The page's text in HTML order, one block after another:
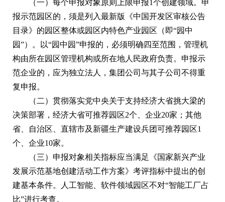
（一）每个申报对象原则上限申报1个创建领域。申
报示范园区的，须是列入最新版《中国开发区审核公告
目录》的园区整体或园区内特色产业园区（即“园中
园”）。以“园中园”申报的，必须明确四至范围，管理机
构由所在园区管理机构或所在地人民政府负责。申报示
范企业的，应为独立法人，集团公司与其子公司不得重
复申报。
（二）贯彻落实党中央关于支持经济大省挑大梁的
决策部署，经济大省可推荐园区2个、企业20家；其他
省、自治区、直辖市及新疆生产建设兵团可推荐园区1
个、企业10家。
（三）申报对象相关指标应当满足《国家新兴产业
发展示范基地创建活动工作方案》考评指标中提出的创
建基本条件。人工智能、软件领域园区不对“智能工厂占
比”进行考查。